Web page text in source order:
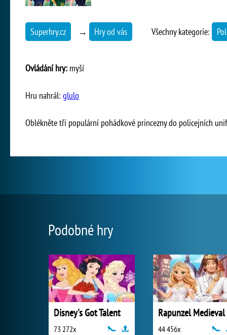
Superhry.cz → Hry od vás Všechny kategorie:
Ovládání hry: myší
Hru nahrál: glulo
Oblékněte tři populární pohádkové princezny do policejních
Podobné hry
Disney's Got Talent
73 272x 44 456x